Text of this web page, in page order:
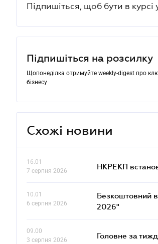
Підпишіться, щоб бути в курсі
Підпишіться на розсилку
Щопонеділка отримуйте weekly-digest про
бізнесу
Схожі новини
16.01
7 серпня 2026
НКРЕКП
10.01
6 серпня 2026
Безкоштовний
2026"
09.00
3 серпня 2026
Головне за